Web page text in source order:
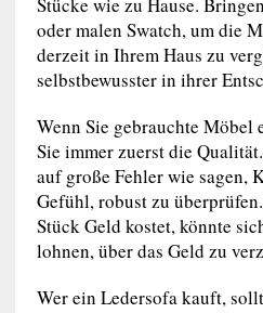
oder malen Swatch, um die
derzeit in Ihrem Haus zu
selbstbewusster in ihrer
Wenn Sie gebrauchte Möbel
Sie immer zuerst die
auf große Fehler wie sagen,
Gefühl, robust zu
Stück Geld kostet, könnte
lohnen, über das Geld zu
Wer ein Ledersofa kauft,